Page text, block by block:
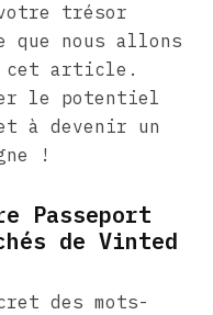
trésor
que nous allons
cet article.
le potentiel
à devenir un
!
Passeport
de Vinted
des mots-